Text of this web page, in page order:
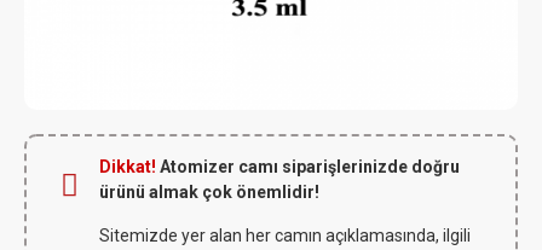
Dikkat! Atomizer camı siparişlerinizde doğru
ürünü almak çok önemlidir!
Sitemizde yer alan her camın açıklamasında, ilgili